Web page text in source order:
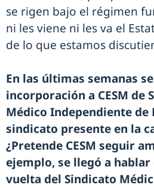
se rigen bajo el régimen
ni les viene ni les va el
de lo que estamos
En las últimas semanas
incorporación a CESM de
Médico Independiente de
sindicato presente en la
¿Pretende CESM seguir
ejemplo, se llegó a
vuelta del Sindicato